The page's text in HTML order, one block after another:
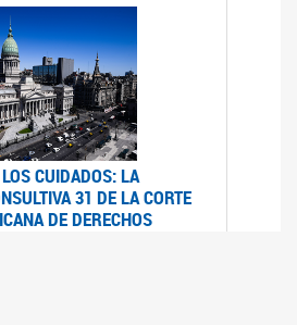
CUIDADOS: LA
31 DE LA CORTE
DE DERECHOS